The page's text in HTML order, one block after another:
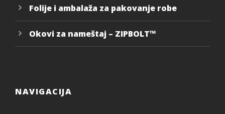
Folije i ambalaža za pakovanje robe
Okovi za nameštaj – ZIPBOLT™
NAVIGACIJA